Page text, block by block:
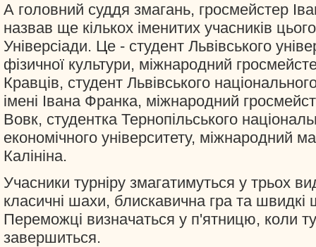
А головний суддя змагань, гросмейстер
назвав ще кількох іменитих учасників
Універсіади. Це - студент Львівського
фізичної культури, міжнародний
Кравців, студент Львівського
імені Івана Франка, міжнародний
Вовк, студентка Тернопільського
економічного університету, міжнародний
Калініна.
Учасники турніру змагатимуться у трьох
класичні шахи, блискавична гра та швидкі
Переможці визначаться у п'ятницю, коли
завершиться.